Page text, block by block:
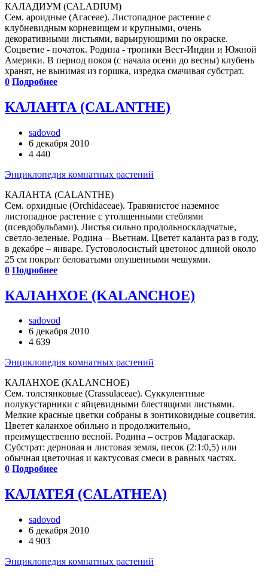
КАЛАДИУМ (САLADIUM)
Сем. ароидные (Агасеае). Листопадное растение с
клубневидным корневищем и крупными, очень
декоративными листьями, варьирующими по окраске.
Соцветие - початок. Родина - тропики Вест-Индии и Южной
Америки. В период покоя (с начала осени до весны) клубень
хранят, не вынимая из горшка, изредка смачивая субстрат.
0 Подробнее
КАЛАНТА (CALANTHE)
sadovod
6 декабря 2010
4 440
Энциклопедия комнатных растений
КАЛАНТА (CALANTHE)
Сем. орхидные (Orchidaceae). Травянистое наземное
листопадное растение с утолщенными стеблями
(псевдобульбами). Листья сильно продольноскладчатые,
светло-зеленые. Родина – Вьетнам. Цветет каланта раз в году,
в декабре – январе. Густоволосистый цветонос длиной около
25 см покрыт беловатыми опушенными чешуями.
0 Подробнее
КАЛАНХОЕ (KALANCHOE)
sadovod
6 декабря 2010
4 639
Энциклопедия комнатных растений
КАЛАНХОЕ (KALANCHOE)
Сем. толстянковые (Crassulaceae). Суккулентные
полукустарники с яйцевидными блестящими листьями.
Мелкие красные цветки собраны в зонтиковидные соцветия.
Цветет каланхое обильно и продолжительно,
преимущественно весной. Родина – остров Мадагаскар.
Субстрат: дерновая и листовая земля, песок (2:1:0,5) или
обычная цветочная и кактусовая смеси в равных частях.
0 Подробнее
КАЛАТЕЯ (CALATHEA)
sadovod
6 декабря 2010
4 903
Энциклопедия комнатных растений